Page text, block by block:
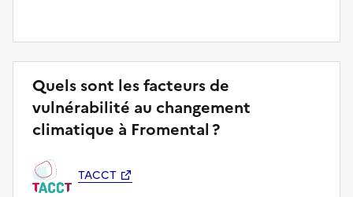
Quels sont les facteurs de
vulnérabilité au changement
climatique à Fromental ?
TACCT